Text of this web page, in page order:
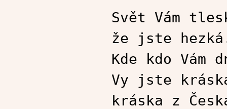
Svět Vám
že jste
Kde kdo Vám
Vy jste
kráska z